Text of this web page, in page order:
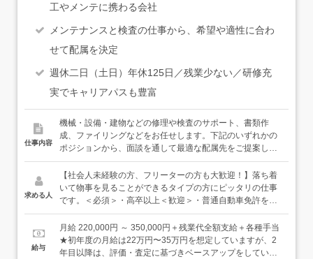
工やメンテに携わる会社
メンテナンスと検査の仕事から、希望や適性に合わ
せて配属を決定
週休二日（土日）年休125日／残業少ない／研修充
実でキャリアパスも豊富
仕事内容
機械・設備・建物などの修理や検査のサポート、書類作
成、ファイリングなどをお任せします。下記のいずれかの
ポジションから、面談を通して最適な配属先をご提案しま
す。いずれのポジションも、簡単な業務から少しずつお任
せします。プラント施設の「いつも通り」を保つサポート
役と、プラント施設が問題なく稼働できるかチェックする
検査役のふたつがあります。＜オペレーション・メンテナ
巡回・点検業務、メンテナンスの手配、制御室での運転監
視、書類作成などを通じて、機械・設備の安定稼働を実現
する仕事です。日々の定期点検を終え、問題がなければ見
求める人
【社会人未経験の方、フリーターの方も大歓迎！】落ち着
いて物事を見ることができるタイプの方にピッタリの仕事
です。＜必須＞・高卒以上＜歓迎＞・普通自動車免許をお
持ちの方（AT限定でOK）・落ち着いて物事を見ることが
できる方・コツコツ仕事して、自分のペースで成長してい
きたい方居酒屋スタッフ・アミューズメント店のホールス
タッフ・清掃スタッフなどなど、様々な前職の先輩たち
給与
月給 220,000円 ～ 350,000円＋残業代全額支給＋各種手当
★初年度の月給は22万円〜35万円を想定していますが、2
年目以降は、評価・査定に基づきベースアップをしていき